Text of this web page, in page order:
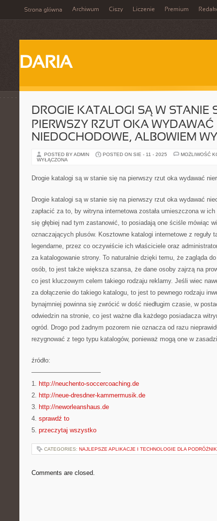
Strona główna Archiwum Ciszy Liczenie Premium
DARIA
DROGIE KATALOGI SĄ W STANIE
PIERWSZY RZUT OKA WYDAWAĆ
NIEDOCHODOWE, ALBOWIEM
POSTED BY ADMIN POSTED ON SIE - 11 - 2025
MOŻLIWOŚĆ
WYŁĄCZONA
Drogie katalogi są w stanie się na pierwszy rzut oka wydawać
Drogie katalogi są w stanie się na pierwszy rzut oka wydawać
zapłacić za to, by witryna internetowa została umieszczona w
się głębiej nad tym zastanowić, to posiadają one ściśle mówiąc
oznaczających plusów. Kosztowne katalogi internetowe z reguły
legendarne, przez co oczywiście ich właściciele oraz
za katalogowanie strony. To naturalnie dzięki temu, że zagląda
osób, to jest także większa szansa, że dane osoby zajrzą na
co jest kluczowym celem takiego rodzaju reklamy. Jeśli wiec
za dołączenie do takiego katalogu, to jest to pewnego rodzaju
bynajmniej powinna się zwrócić w dość niedługim czasie, w
odwiedzin na stronie, co jest ważne dla każdego posiadacza
ogród. Drogo pod żadnym pozorem nie oznacza od razu
rezygnować z tego typu katalogów, ponieważ mogą one w
źródło:
———————————
1. http://neuchento-soccercoaching.de
2. http://neue-dresdner-kammermusik.de
3. http://neworleanshaus.de
4. sprawdź to
5. przeczytaj wszystko
CATEGORIES: NAJLEPSZE APLIKACJE I TECHNOLOGIE DLA
Comments are closed.